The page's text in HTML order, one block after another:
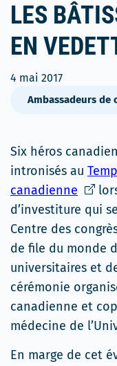
LES
EN
4 mai 2017
Ambassadeurs de
Six héros
intronisés au
canadienne Ce
lien
dans
une
d’investiture qui
Centre des
de file du monde
universitaires et
cérémonie
canadienne et
médecine de
En marge de cet